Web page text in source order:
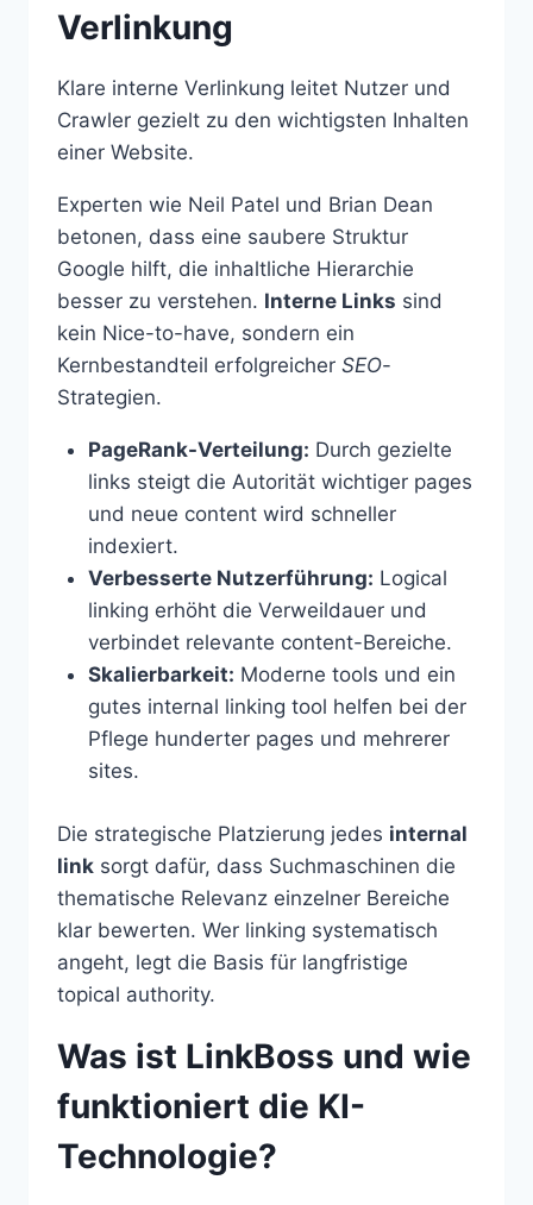
Verlinkung
Klare interne Verlinkung leitet Nutzer und
Crawler gezielt zu den wichtigsten Inhalten
einer Website.
Experten wie Neil Patel und Brian Dean
betonen, dass eine saubere Struktur
Google hilft, die inhaltliche Hierarchie
besser zu verstehen. Interne Links sind
kein Nice-to-have, sondern ein
Kernbestandteil erfolgreicher SEO-
Strategien.
PageRank-Verteilung: Durch gezielte
links steigt die Autorität wichtiger pages
und neue content wird schneller
indexiert.
Verbesserte Nutzerführung: Logical
linking erhöht die Verweildauer und
verbindet relevante content-Bereiche.
Skalierbarkeit: Moderne tools und ein
gutes internal linking tool helfen bei der
Pflege hunderter pages und mehrerer
sites.
Die strategische Platzierung jedes internal
link sorgt dafür, dass Suchmaschinen die
thematische Relevanz einzelner Bereiche
klar bewerten. Wer linking systematisch
angeht, legt die Basis für langfristige
topical authority.
Was ist LinkBoss und wie
funktioniert die KI-
Technologie?